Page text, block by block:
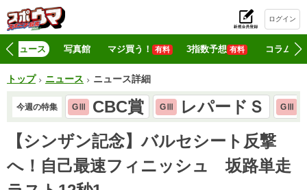
ログイン
ニュース 写真館 マジ買う！ 有料 3指数予想 有料 コラム
トップ ニュース ニュース詳細
今週の特集 GⅢ CBC賞 GⅢ レパードＳ GⅢ
【シンザン記念】バルセシート反撃
へ！自己最速フィニッシュ 坂路単走